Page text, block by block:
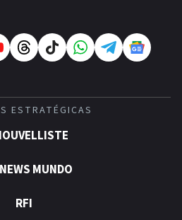
ESTRATÉGICAS
MUNDO
RFI